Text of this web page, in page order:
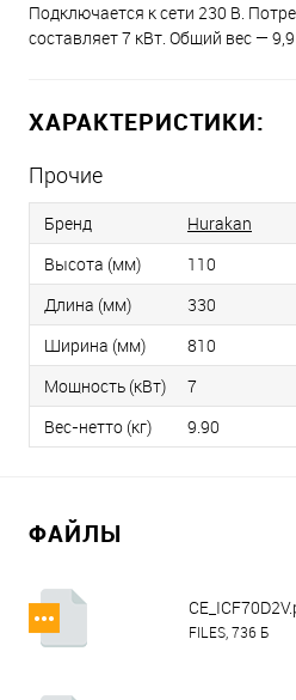
Подключается к сети 230 В.
составляет 7 кВт. Общий вес — 9,9
ХАРАКТЕРИСТИКИ:
Прочие
Бренд
Hurakan
Высота (мм)
110
Длина (мм)
330
Ширина (мм)
810
Мощность (кВт)
7
Вес-нетто (кг)
9.90
ФАЙЛЫ
FILES, 736 Б